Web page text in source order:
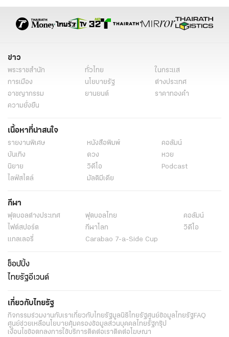
ข่าว
พระราชสำนัก ทั่วไทย
ในกระแส
การเมือง
นโยบายรัฐ
ต่างประเทศ
อาชญากรรม
ยานยนต์
ราคาทองคำ
ความยั่งยืน
เนื้อหาที่น่าสนใจ
รายงานพิเศษ หนังสือพิมพ์
คอลัมน์
บันเทิง
ดวง
หวย
นิยาย
วิดีโอ
Podcast
ไลฟ์สไตล์
มัลติมีเดีย
กีฬา
ฟุตบอลต่่างประเทศ ฟุตบอลไทย
คอลัมน์
ไฟต์สปอร์ต
กีฬาโลก
วิดีโอ
แกลเลอรี่
Carabao 7-a-Side Cup
ช็อปปิ้ง
ไทยรัฐอีเวนต์
เกี่ยวกับไทยรัฐ
กิจกรรมร่วมงานกับเราเกี่ยวกับไทยรัฐมูลนิธิไทยรัฐศูนย์ข้อมูลไทยรัฐFAQ
ศูนย์ช่วยเหลือนโยบายคุ้มครองข้อมูลส่วนบุคคลไทยรัฐกรุ๊ป
เงื่อนไขข้อตกลงการใช้บริการติดต่อเราติดต่อโฆษณา